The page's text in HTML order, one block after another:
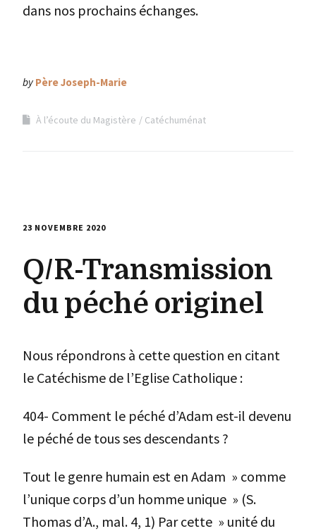
dans nos prochains échanges.
by Père Joseph-Marie
À l’écoute du Magistère Catéchuménat
23 NOVEMBRE 2020
Q/R-Transmission
du péché originel
Nous répondrons à cette question en citant
le Catéchisme de l’Eglise Catholique :
404- Comment le péché d’Adam est-il devenu
le péché de tous ses descendants ?
Tout le genre humain est en Adam » comme
l’unique corps d’un homme unique » (S.
Thomas d’A., mal. 4, 1) Par cette » unité du